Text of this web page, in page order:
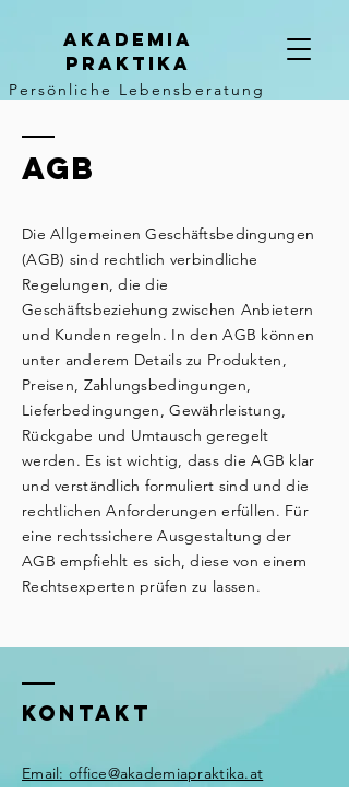
AKADEMIA
PRAKTIKA
Persönliche Lebensberatung
AGB
Die Allgemeinen Geschäftsbedingungen
(AGB) sind rechtlich verbindliche
Regelungen, die die
Geschäftsbeziehung zwischen Anbietern
und Kunden regeln. In den AGB können
unter anderem Details zu Produkten,
Preisen, Zahlungsbedingungen,
Lieferbedingungen, Gewährleistung,
Rückgabe und Umtausch geregelt
werden. Es ist wichtig, dass die AGB klar
und verständlich formuliert sind und die
rechtlichen Anforderungen erfüllen. Für
eine rechtssichere Ausgestaltung der
AGB empfiehlt es sich, diese von einem
Rechtsexperten prüfen zu lassen.
KONTAKT
Email: office@akademiapraktika.at